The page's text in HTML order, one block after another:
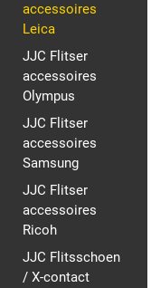
accessoires
Leica
JJC Flitser
accessoires
Olympus
JJC Flitser
accessoires
Samsung
JJC Flitser
accessoires
Ricoh
JJC Flitsschoen
/ X-contact